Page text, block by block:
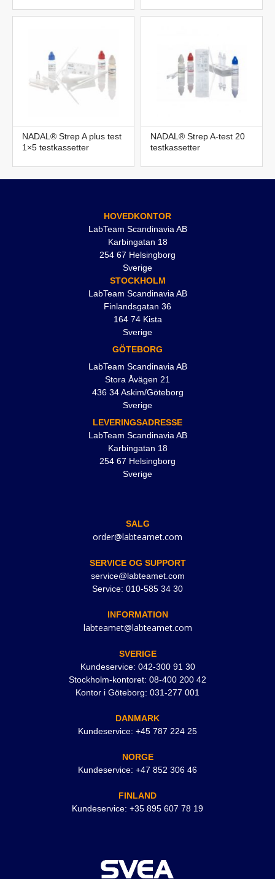
NADAL® Strep A plus test
1×5 testkassetter
NADAL® Strep A-test 20
testkassetter
HOVEDKONTOR
LabTeam Scandinavia AB
Karbingatan 18
254 67 Helsingborg
Sverige
STOCKHOLM
LabTeam Scandinavia AB
Finlandsgatan 36
164 74 Kista
Sverige
GÖTEBORG
LabTeam Scandinavia AB
Stora Åvägen 21
436 34 Askim/Göteborg
Sverige
LEVERINGSADRESSE
LabTeam Scandinavia AB
Karbingatan 18
254 67 Helsingborg
Sverige
SALG
order@labteamet.com
SERVICE OG SUPPORT
service@labteamet.com
Service: 010-585 34 30
INFORMATION
labteamet@labteamet.com
SVERIGE
Kundeservice: 042-300 91 30
Stockholm-kontoret: 08-400 200 42
Kontor i Göteborg: 031-277 001
DANMARK
Kundeservice: +45 787 224 25
NORGE
Kundeservice: +47 852 306 46
FINLAND
Kundeservice: +35 895 607 78 19